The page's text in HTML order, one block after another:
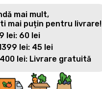
mai mult,
mai puțin pentru livrare!
lei: 60 lei
lei: 45 lei
lei: Livrare gratuită